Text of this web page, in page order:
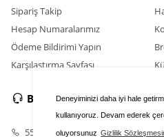
Deneyiminizi daha iyi hale
kullanıyoruz. Devam ederek
oluyorsunuz Gizlilik
Sipariş Takip
Hesap Numaralarımız
Ödeme Bildirimi Yapın
Karşılaştırma Sayfası
BİZE ULAŞIN
554 352 13 66